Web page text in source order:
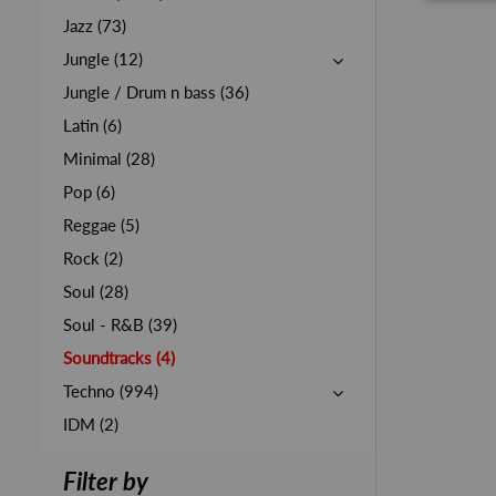
Jazz (73)
Jungle (12)
Jungle / Drum n bass (36)
Latin (6)
Minimal (28)
Pop (6)
Reggae (5)
Rock (2)
Soul (28)
Soul - R&B (39)
Soundtracks (4)
Techno (994)
IDM (2)
Filter by